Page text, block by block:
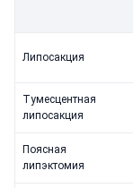
Липосакция
Тумесцентная
липосакция
Поясная
липэктомия